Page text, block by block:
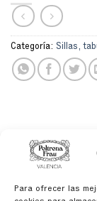
Para ofrecer las
Categoría: Sillas,
PRODUCTOS